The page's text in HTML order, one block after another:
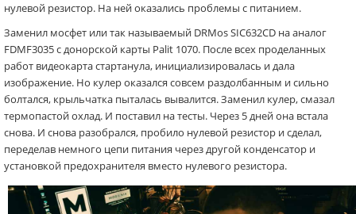
нулевой резистор. На ней оказались проблемы с питанием.
Заменил мосфет или так называемый DRMos SIC632CD на аналог
FDMF3035 с донорской карты Palit 1070. После всех проделанных
работ видеокарта стартанула, инициализировалась и дала
изображение. Но кулер оказался совсем раздолбанным и сильно
болтался, крыльчатка пыталась вывалится. Заменил кулер, смазал
термопастой охлад. И поставил на тесты. Через 5 дней она встала
снова. И снова разобрался, пробило нулевой резистор и сделал,
переделав немного цепи питания через другой конденсатор и
установкой предохранителя вместо нулевого резистора.